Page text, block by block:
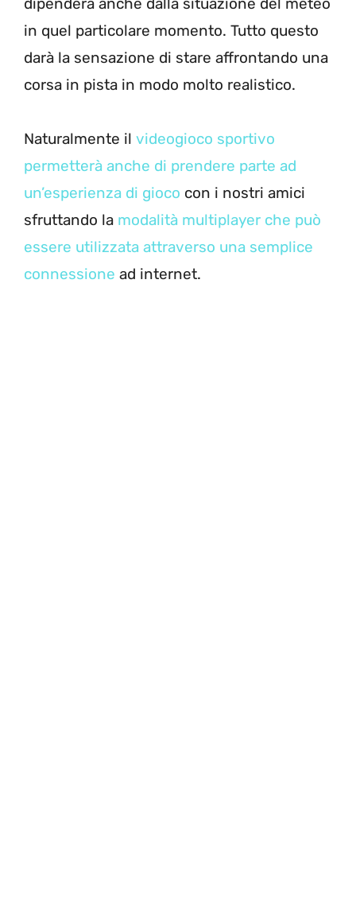
in quel particolare momento. Tutto questo
darà la sensazione di stare affrontando una
corsa in pista in modo molto realistico.
Naturalmente il videogioco sportivo
permetterà anche di prendere parte ad
un’esperienza di gioco con i nostri amici
sfruttando la modalità multiplayer che può
essere utilizzata attraverso una semplice
connessione ad internet.